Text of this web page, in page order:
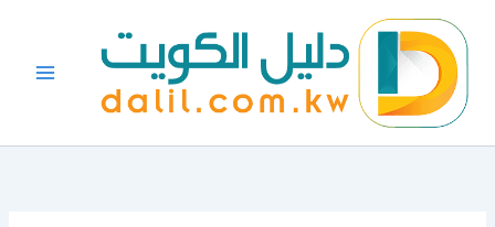
المحتوى